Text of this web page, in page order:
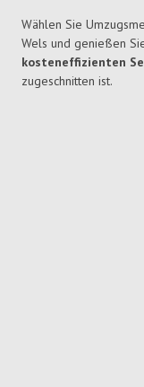
Wählen Sie
Wels und genießen
kosteneffizienten
zugeschnitten ist.